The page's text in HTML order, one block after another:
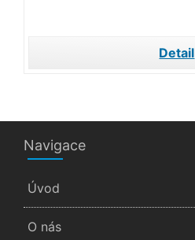
Detail
Navigace
Úvod
O nás